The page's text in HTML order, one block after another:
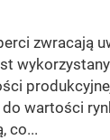
zwracają
wartości
co...